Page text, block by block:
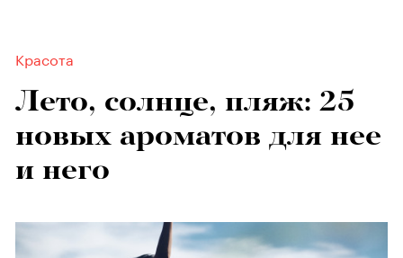
Красота
Лето, солнце, пляж: 25
новых ароматов для нее
и него